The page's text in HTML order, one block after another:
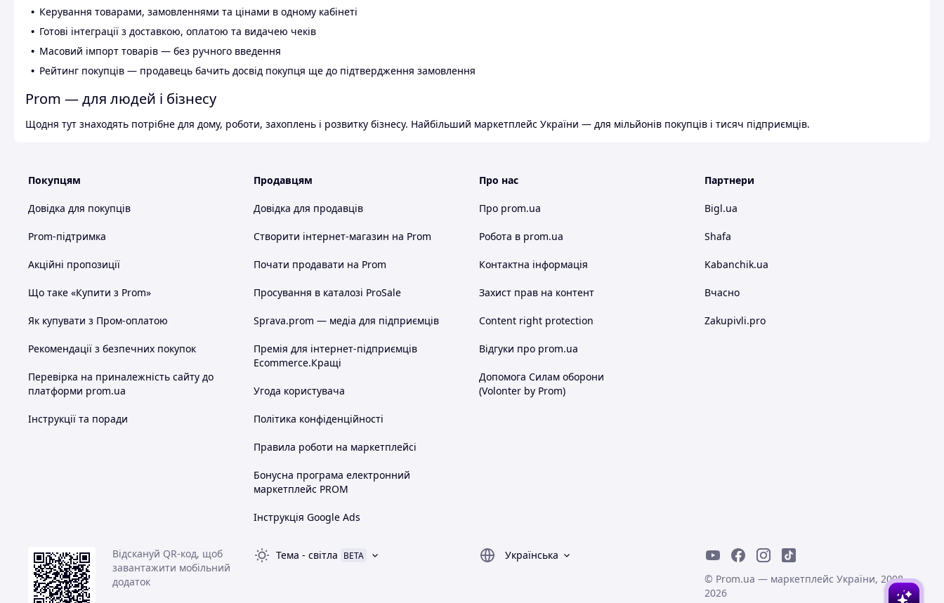
Керування товарами, замовленнями та цінами в одному кабінеті
Готові інтеграції з доставкою, оплатою та видачею чеків
Масовий імпорт товарів — без ручного введення
Рейтинг покупців — продавець бачить досвід покупця ще до підтвердження замовлення
Prom — для людей і бізнесу
Щодня тут знаходять потрібне для дому, роботи, захоплень і розвитку бізнесу. Найбільший маркетплейс України — для мільйонів покупців і тисяч підприємців.
Покупцям
Довідка для покупців
Prom-підтримка
Акційні пропозиції
Що таке «Купити з Prom»
Як купувати з Пром-оплатою
Рекомендації з безпечних покупок
Перевірка на приналежність сайту до
платформи prom.ua
Інструкції та поради
Продавцям
Довідка для продавців
Створити інтернет-магазин на Prom
Почати продавати на Prom
Просування в каталозі ProSale
Sprava.prom — медіа для підприємців
Премія для інтернет-підприємців
Ecommerce.Кращі
Угода користувача
Політика конфіденційності
Правила роботи на маркетплейсі
Бонусна програма електронний
маркетплейс PROM
Інструкція Google Ads
Про нас
Про prom.ua
Робота в prom.ua
Контактна інформація
Захист прав на контент
Content right protection
Відгуки про prom.ua
Допомога Силам оборони
(Volonter by Prom)
Партнери
Bigl.ua
Shafa
Kabanchik.ua
Вчасно
Zakupivli.pro
Відскануй QR-код, щоб
завантажити мобільний
додаток
Тема - світла BETA
Українська
© Prom.ua — маркетплейс України, 2008-
2026